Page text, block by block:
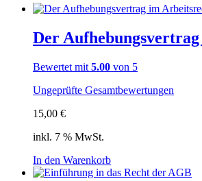
Der
Bewertet mit 5.00 von 5
Ungeprüfte Gesamtbewertungen
15,00 €
inkl. 7 % MwSt.
In den Warenkorb